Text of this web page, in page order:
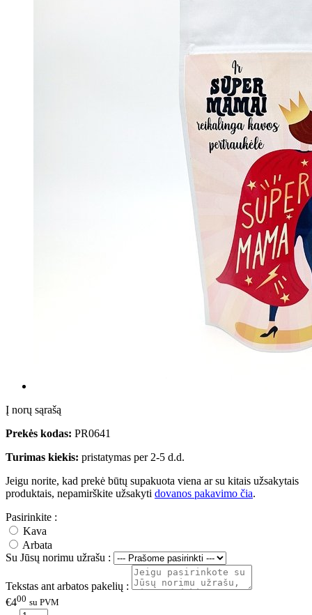
Į norų sąrašą
Prekės kodas: PR0641
Turimas kiekis: pristatymas per 2-5 d.d.
Jeigu norite, kad prekė būtų supakuota viena ar su kitais užsakytais
produktais, nepamirškite užsakyti dovanos pakavimo čia.
Pasirinkite :
Kava
Arbata
Su Jūsų norimu užrašu :
Tekstas ant arbatos pakelių :
€400 su PVM